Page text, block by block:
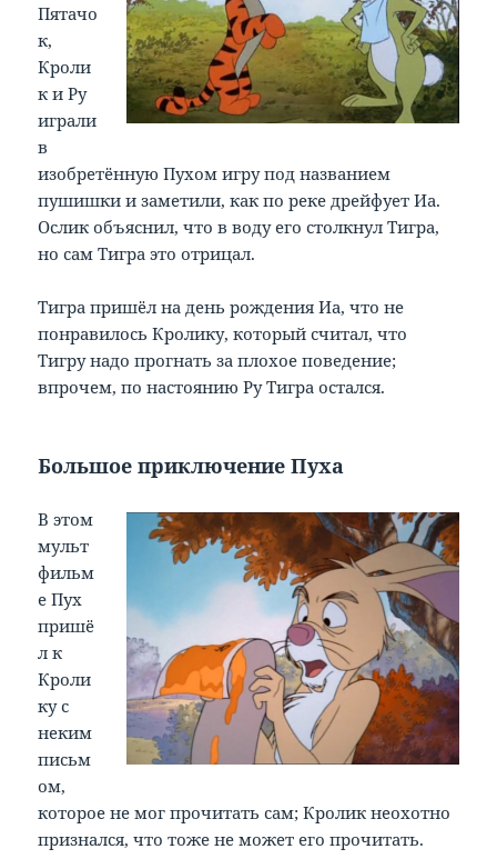
Пятачо
к,
Кроли
к и Ру
играли
в
изобретённую Пухом игру под названием
пушишки и заметили, как по реке дрейфует Иа.
Ослик объяснил, что в воду его столкнул Тигра,
но сам Тигра это отрицал.
Тигра пришёл на день рождения Иа, что не
понравилось Кролику, который считал, что
Тигру надо прогнать за плохое поведение;
впрочем, по настоянию Ру Тигра остался.
Большое приключение Пуха
В этом
мульт
фильм
е Пух
пришё
л к
Кроли
ку с
неким
письм
ом,
которое не мог прочитать сам; Кролик неохотно
признался, что тоже не может его прочитать.